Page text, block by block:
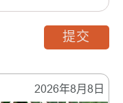
2026年8月8日
提交